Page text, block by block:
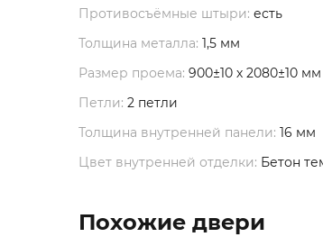
Противосъёмные штыри: есть
Толщина металла: 1,5 мм
Размер проема: 900±10 х 2080±10 мм
Петли: 2 петли
Толщина внутренней панели: 16 мм
Цвет внутренней отделки: Бетон
Похожие двери